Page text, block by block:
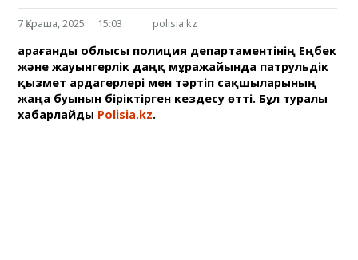
7 Қараша, 2025 15:03 polisia.kz
Қарағанды облысы полиция департаментінің Еңбек
және жауынгерлік даңқ мұражайында патрульдік
қызмет ардагерлері мен тәртіп сақшыларының
жаңа буынын біріктірген кездесу өтті. Бұл туралы
хабарлайды Polisia.kz.